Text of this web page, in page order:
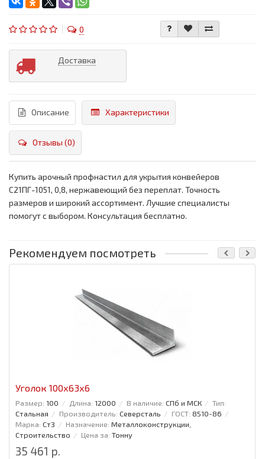
0
Доставка
Описание Характеристики
Отзывы (0)
Купить арочный профнастил для укрытия конвейеров
С21ПГ-1051, 0,8, нержавеющий без переплат. Точность
размеров и широкий ассортимент. Лучшие специалисты
помогут с выбором. Консультация бесплатно.
Рекомендуем посмотреть
Уголок 100x63x6
Размер: 100 Длина: 12000 В наличие: СПб и МСК
Тип:
Стальная
Производитель: Северсталь ГОСТ: 8510-86
Марка: Ст3 Назначение: Металлоконструкции,
Строительство
Цена за: Тонну
35 461 р.